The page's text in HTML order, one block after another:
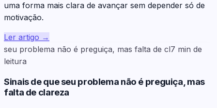
uma forma mais clara de avançar sem depender só de
motivação.
Ler artigo →
seu problema não é preguiça, mas falta de cl7 min de
leitura
Sinais de que seu problema não é preguiça, mas
falta de clareza